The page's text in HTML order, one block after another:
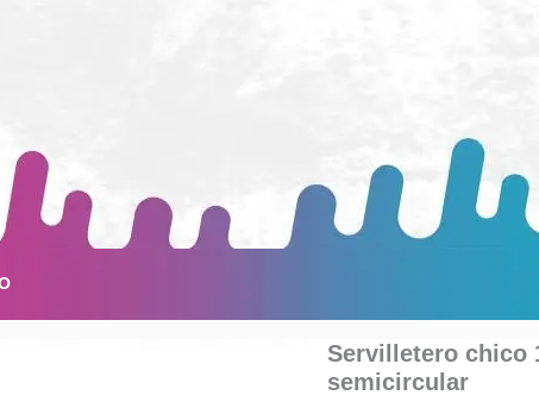
Servilletero chico
semicircular